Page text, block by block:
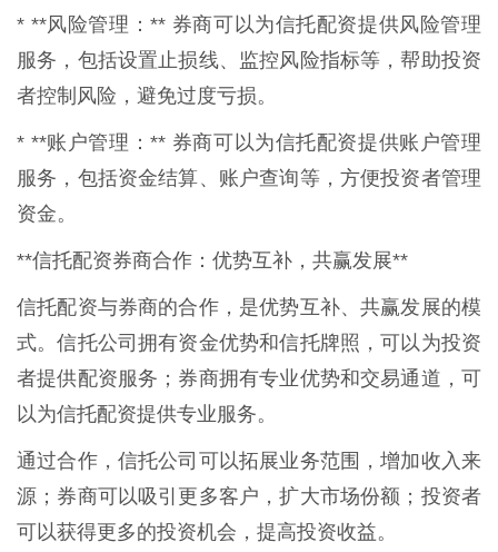
* **风险管理：** 券商可以为信托配资提供风险管理
服务，包括设置止损线、监控风险指标等，帮助投资
者控制风险，避免过度亏损。
* **账户管理：** 券商可以为信托配资提供账户管理
服务，包括资金结算、账户查询等，方便投资者管理
资金。
**信托配资券商合作：优势互补，共赢发展**
信托配资与券商的合作，是优势互补、共赢发展的模
式。信托公司拥有资金优势和信托牌照，可以为投资
者提供配资服务；券商拥有专业优势和交易通道，可
以为信托配资提供专业服务。
通过合作，信托公司可以拓展业务范围，增加收入来
源；券商可以吸引更多客户，扩大市场份额；投资者
可以获得更多的投资机会，提高投资收益。